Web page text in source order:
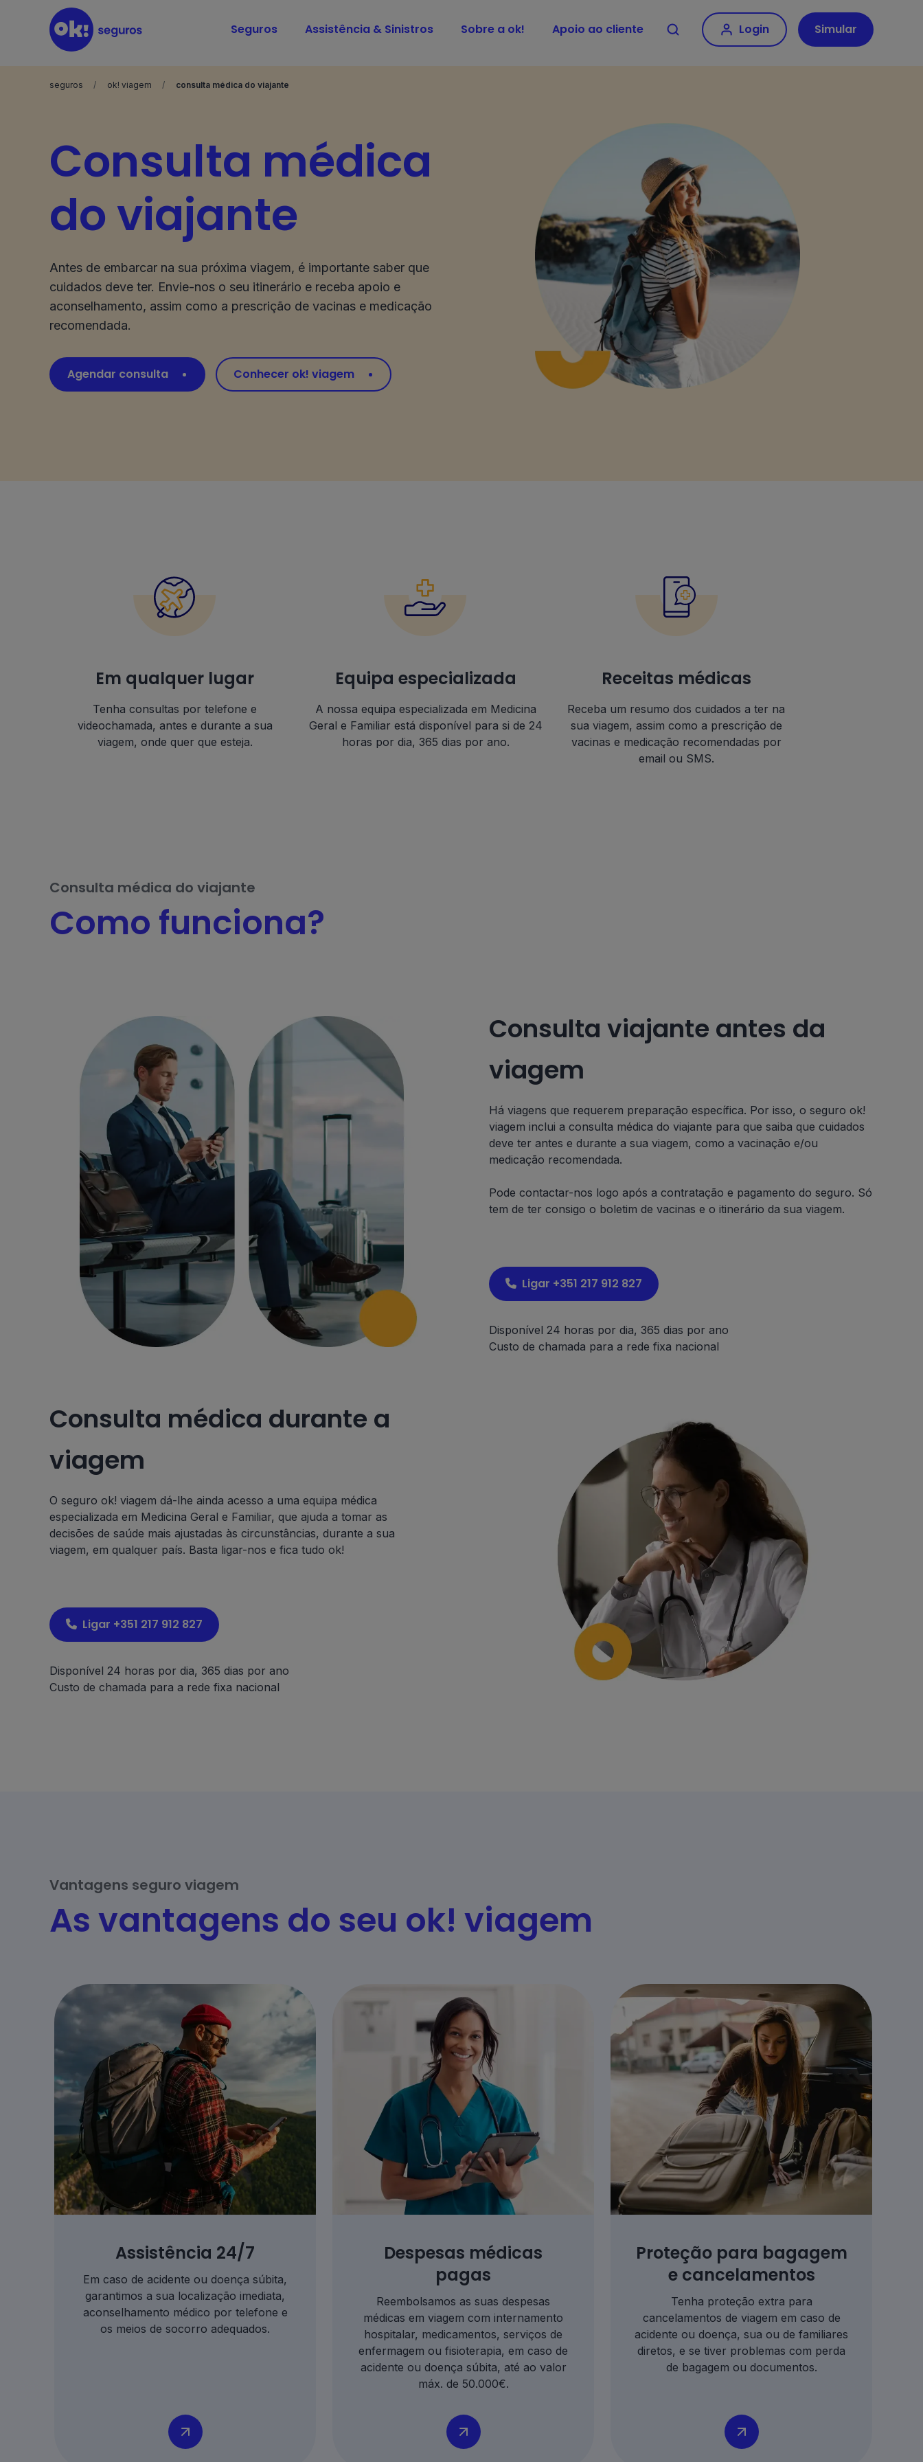
Seguros Assistência & Sinistros Sobre a ok! Apoio ao cliente Login Simular
seguros ok! viagem consulta médica do viajante
Consulta médica
do viajante
Antes de embarcar na sua próxima viagem, é importante saber que
cuidados deve ter. Envie-nos o seu itinerário e receba apoio e
aconselhamento, assim como a prescrição de vacinas e medicação
recomendada.
Agendar consulta Conhecer ok! viagem
Em qualquer lugar
Tenha consultas por telefone e
videochamada, antes e durante a sua
viagem, onde quer que esteja.
Equipa especializada
A nossa equipa especializada em Medicina
Geral e Familiar está disponível para si de 24
horas por dia, 365 dias por ano.
Receitas médicas
Receba um resumo dos cuidados a ter na
sua viagem, assim como a prescrição de
vacinas e medicação recomendadas por
email ou SMS.
Consulta médica do viajante
Como funciona?
Consulta viajante antes da
viagem
Há viagens que requerem preparação específica. Por isso, o seguro ok!
viagem inclui a consulta médica do viajante para que saiba que cuidados
deve ter antes e durante a sua viagem, como a vacinação e/ou
medicação recomendada.
Pode contactar-nos logo após a contratação e pagamento do seguro. Só
tem de ter consigo o boletim de vacinas e o itinerário da sua viagem.
Ligar +351 217 912 827
Disponível 24 horas por dia, 365 dias por ano
Custo de chamada para a rede fixa nacional
Consulta médica durante a
viagem
O seguro ok! viagem dá-lhe ainda acesso a uma equipa médica
especializada em Medicina Geral e Familiar, que ajuda a tomar as
decisões de saúde mais ajustadas às circunstâncias, durante a sua
viagem, em qualquer país. Basta ligar-nos e fica tudo ok!
Ligar +351 217 912 827
Disponível 24 horas por dia, 365 dias por ano
Custo de chamada para a rede fixa nacional
Vantagens seguro viagem
As vantagens do seu ok! viagem
Assistência 24/7
Em caso de acidente ou doença súbita,
garantimos a sua localização imediata,
aconselhamento médico por telefone e
os meios de socorro adequados.
Despesas médicas
pagas
Reembolsamos as suas despesas
médicas em viagem com internamento
hospitalar, medicamentos, serviços de
enfermagem ou fisioterapia, em caso de
acidente ou doença súbita, até ao valor
máx. de 50.000€.
Proteção para bagagem
e cancelamentos
Tenha proteção extra para
cancelamentos de viagem em caso de
acidente ou doença, sua ou de familiares
diretos, e se tiver problemas com perda
de bagagem ou documentos.